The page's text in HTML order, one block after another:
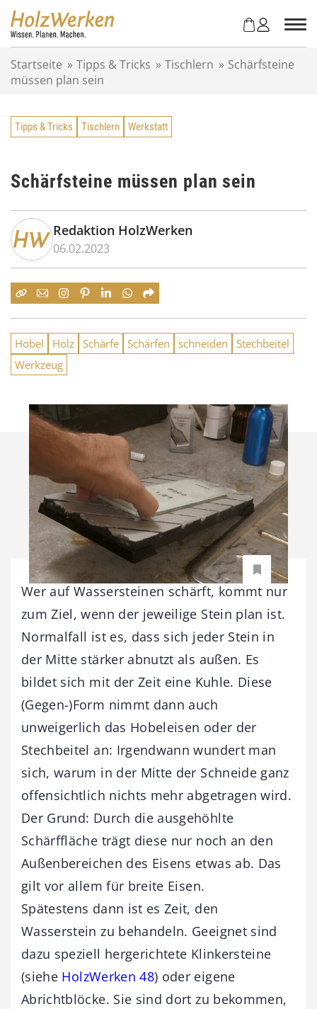
Startseite » Tipps & Tricks » Tischlern » Schärfsteine
müssen plan sein
Tipps & Tricks Tischlern Werkstatt
Schärfsteine müssen plan sein
Redaktion HolzWerken
06.02.2023
Hobel Holz Schärfe Schärfen schneiden
Stechbeitel
Werkzeug
Wer auf Wassersteinen schärft, kommt nur
zum Ziel, wenn der jeweilige Stein plan ist.
Normalfall ist es, dass sich jeder Stein in
der Mitte stärker abnutzt als außen. Es
bildet sich mit der Zeit eine Kuhle. Diese
(Gegen-)Form nimmt dann auch
unweigerlich das Hobeleisen oder der
Stechbeitel an: Irgendwann wundert man
sich, warum in der Mitte der Schneide ganz
offensichtlich nichts mehr abgetragen wird.
Der Grund: Durch die ausgehöhlte
Schärffläche trägt diese nur noch an den
Außenbereichen des Eisens etwas ab. Das
gilt vor allem für breite Eisen.
Spätestens dann ist es Zeit, den
Wasserstein zu behandeln. Geeignet sind
dazu speziell hergerichtete Klinkersteine
(siehe HolzWerken 48) oder eigene
Abrichtblöcke. Sie sind dort zu bekommen,